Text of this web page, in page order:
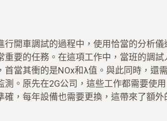
行開車調試的過程中，使用恰當的分析儀
重要的任務。在這項工作中，當班的調試
首當其衝的是NOx和λ值。與此同時，還
測。原先在2G公司，這些工作都需要使
確，每年設備也需要更換，這帶來了額外